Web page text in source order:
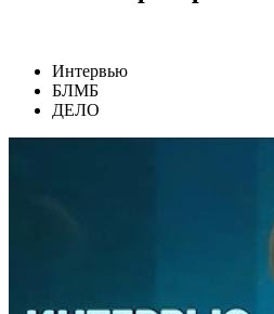
Интервью
БЛМБ
ДЕЛО